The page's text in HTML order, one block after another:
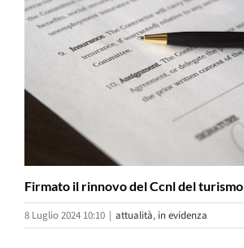
Firmato il rinnovo del Ccnl del turismo
8 Luglio 2024 10:10 | attualità, in evidenza